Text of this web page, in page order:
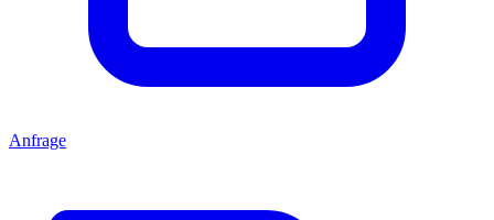
Anfrage